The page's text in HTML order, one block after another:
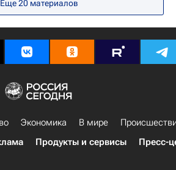
Санкции в отношении России
Еще20 материалов
Экономика В мире
Продукты и сервисы Пресс-